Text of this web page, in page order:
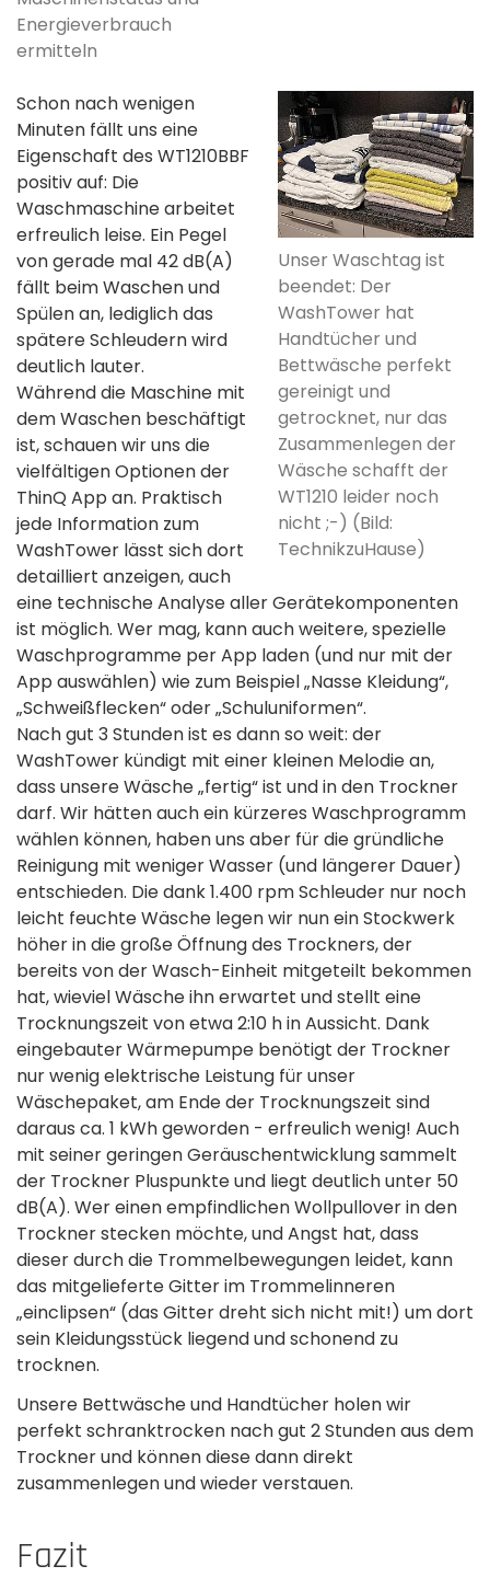
Energieverbrauch
ermitteln
Unser Waschtag ist
beendet: Der
WashTower hat
Handtücher und
Bettwäsche perfekt
gereinigt und
getrocknet, nur das
Zusammenlegen der
Wäsche schafft der
WT1210 leider noch
nicht ;-) (Bild:
TechnikzuHause)
Schon nach wenigen
Minuten fällt uns eine
Eigenschaft des WT1210BBF
positiv auf: Die
Waschmaschine arbeitet
erfreulich leise. Ein Pegel
von gerade mal 42 dB(A)
fällt beim Waschen und
Spülen an, lediglich das
spätere Schleudern wird
deutlich lauter.
Während die Maschine mit
dem Waschen beschäftigt
ist, schauen wir uns die
vielfältigen Optionen der
ThinQ App an. Praktisch
jede Information zum
WashTower lässt sich dort
detailliert anzeigen, auch
eine technische Analyse aller Gerätekomponenten
ist möglich. Wer mag, kann auch weitere, spezielle
Waschprogramme per App laden (und nur mit der
App auswählen) wie zum Beispiel „Nasse Kleidung“,
„Schweißflecken“ oder „Schuluniformen“.
Nach gut 3 Stunden ist es dann so weit: der
WashTower kündigt mit einer kleinen Melodie an,
dass unsere Wäsche „fertig“ ist und in den Trockner
darf. Wir hätten auch ein kürzeres Waschprogramm
wählen können, haben uns aber für die gründliche
Reinigung mit weniger Wasser (und längerer Dauer)
entschieden. Die dank 1.400 rpm Schleuder nur noch
leicht feuchte Wäsche legen wir nun ein Stockwerk
höher in die große Öffnung des Trockners, der
bereits von der Wasch-Einheit mitgeteilt bekommen
hat, wieviel Wäsche ihn erwartet und stellt eine
Trocknungszeit von etwa 2:10 h in Aussicht. Dank
eingebauter Wärmepumpe benötigt der Trockner
nur wenig elektrische Leistung für unser
Wäschepaket, am Ende der Trocknungszeit sind
daraus ca. 1 kWh geworden - erfreulich wenig! Auch
mit seiner geringen Geräuschentwicklung sammelt
der Trockner Pluspunkte und liegt deutlich unter 50
dB(A). Wer einen empfindlichen Wollpullover in den
Trockner stecken möchte, und Angst hat, dass
dieser durch die Trommelbewegungen leidet, kann
das mitgelieferte Gitter im Trommelinneren
„einclipsen“ (das Gitter dreht sich nicht mit!) um dort
sein Kleidungsstück liegend und schonend zu
trocknen.
Unsere Bettwäsche und Handtücher holen wir
perfekt schranktrocken nach gut 2 Stunden aus dem
Trockner und können diese dann direkt
zusammenlegen und wieder verstauen.
Fazit